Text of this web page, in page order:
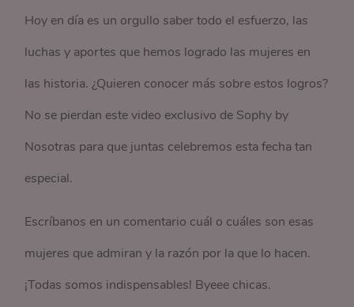
Hoy en día es un orgullo saber todo el esfuerzo, las
luchas y aportes que hemos logrado las mujeres en
las historia. ¿Quieren conocer más sobre estos logros?
No se pierdan este video exclusivo de Sophy by
Nosotras para que juntas celebremos esta fecha tan
especial.
Escríbanos en un comentario cuál o cuáles son esas
mujeres que admiran y la razón por la que lo hacen.
¡Todas somos indispensables! Byeee chicas.